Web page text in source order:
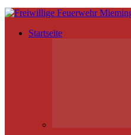
Startseite